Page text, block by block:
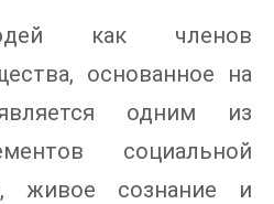
как членов
основанное на
одним из
социальной
живое сознание и